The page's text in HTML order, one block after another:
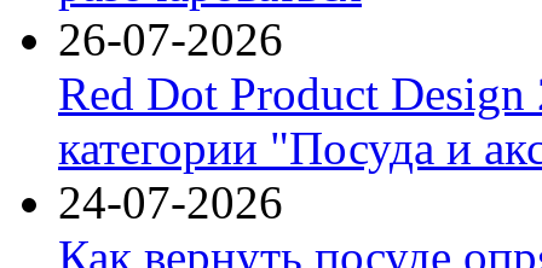
26-07-2026
Red Dot Product Design
категории "Посуда и
24-07-2026
Как вернуть посуде